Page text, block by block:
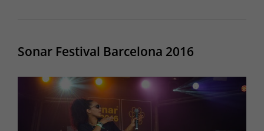
Sonar Festival Barcelona 2016